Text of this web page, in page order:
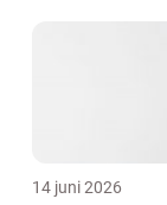
14 juni 2026